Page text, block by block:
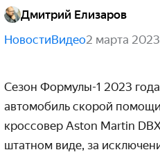
Дмитрий Елизаров
НовостиВидео2 марта 2023
Сезон Формулы-1 2023
автомобиль скорой
кроссовер Aston Martin
штатном виде, за